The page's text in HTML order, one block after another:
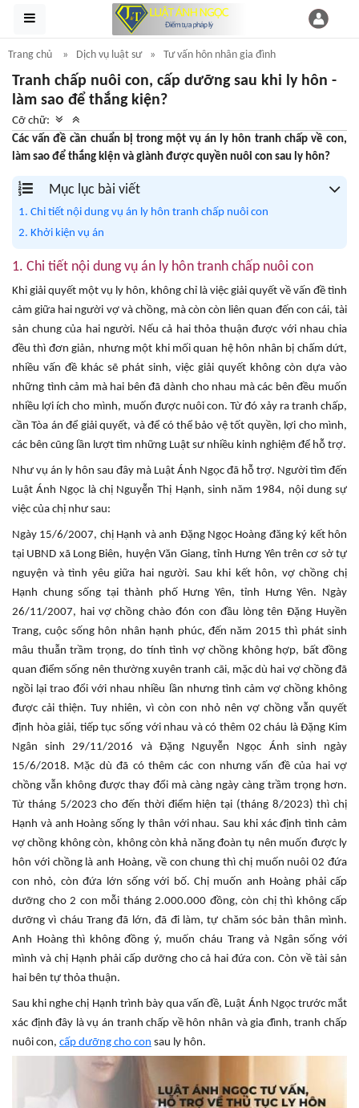
Trang chủ Dịch vụ luật sư Tư vấn hôn nhân gia đình
Tranh chấp nuôi con, cấp dưỡng sau khi ly hôn -
làm sao để thắng kiện?
Cỡ chữ:
Các vấn đề cần chuẩn bị trong một vụ án ly hôn tranh chấp về con,
làm sao để thắng kiện và giành được quyền nuôi con sau ly hôn?
Mục lục bài viết
1. Chi tiết nội dung vụ án ly hôn tranh chấp nuôi con
2. Khởi kiện vụ án
1. Chi tiết nội dung vụ án ly hôn tranh chấp nuôi con
Khi giải quyết một vụ ly hôn, không chỉ là việc giải quyết về vấn đề tình
cảm giữa hai người vợ và chồng, mà còn còn liên quan đến con cái, tài
sản chung của hai người. Nếu cả hai thỏa thuận được với nhau chia
đều thì đơn giản, nhưng một khi mối quan hệ hôn nhân bị chấm dứt,
nhiều vấn đề khác sẽ phát sinh, việc giải quyết không còn dựa vào
những tình cảm mà hai bên đã dành cho nhau mà các bên đều muốn
nhiều lợi ích cho mình, muốn được nuôi con. Từ đó xảy ra tranh chấp,
cần Tòa án để giải quyết, và để có thể bảo vệ tốt quyền, lợi cho mình,
các bên cũng lần lượt tìm những Luật sư nhiều kinh nghiệm để hỗ trợ.
Như vụ án ly hôn sau đây mà Luật Ánh Ngọc đã hỗ trợ. Người tìm đến
Luật Ánh Ngọc là chị Nguyễn Thị Hạnh, sinh năm 1984, nội dung sự
việc của chị như sau:
Ngày 15/6/2007, chị Hạnh và anh Đặng Ngọc Hoàng đăng ký kết hôn
tại UBND xã Long Biên, huyện Văn Giang, tỉnh Hưng Yên trên cơ sở tự
nguyện và tình yêu giữa hai người. Sau khi kết hôn, vợ chồng chị
Hạnh chung sống tại thành phố Hưng Yên, tỉnh Hưng Yên. Ngày
26/11/2007, hai vợ chồng chào đón con đầu lòng tên Đặng Huyền
Trang, cuộc sống hôn nhân hạnh phúc, đến năm 2015 thì phát sinh
mâu thuẫn trầm trọng, do tính tình vợ chồng không hợp, bất đồng
quan điểm sống nên thường xuyên tranh cãi, mặc dù hai vợ chồng đã
ngồi lại trao đổi với nhau nhiều lần nhưng tình cảm vợ chồng không
được cải thiện. Tuy nhiên, vì còn con nhỏ nên vợ chồng vẫn quyết
định hòa giải, tiếp tục sống với nhau và có thêm 02 cháu là Đặng Kim
Ngân sinh 29/11/2016 và Đặng Nguyễn Ngọc Ánh sinh ngày
15/6/2018. Mặc dù đã có thêm các con nhưng vấn đề của hai vợ
chồng vẫn không được thay đổi mà càng ngày càng trầm trọng hơn.
Từ tháng 5/2023 cho đến thời điểm hiện tại (tháng 8/2023) thì chị
Hạnh và anh Hoàng sống ly thân với nhau. Sau khi xác định tình cảm
vợ chồng không còn, không còn khả năng đoàn tụ nên muốn được ly
hôn với chồng là anh Hoàng, về con chung thì chị muốn nuôi 02 đứa
con nhỏ, còn đứa lớn sống với bố. Chị muốn anh Hoàng phải cấp
dưỡng cho 2 con mỗi tháng 2.000.000 đồng, còn chị thì không cấp
dưỡng vì cháu Trang đã lớn, đã đi làm, tự chăm sóc bản thân mình.
Anh Hoàng thì không đồng ý, muốn cháu Trang và Ngân sống với
mình và chị Hạnh phải cấp dưỡng cho cả hai đứa con. Còn về tài sản
hai bên tự thỏa thuận.
Sau khi nghe chị Hạnh trình bày qua vấn đề, Luật Ánh Ngọc trước mắt
xác định đây là vụ án tranh chấp về hôn nhân và gia đình, tranh chấp
nuôi con, cấp dưỡng cho con sau ly hôn.